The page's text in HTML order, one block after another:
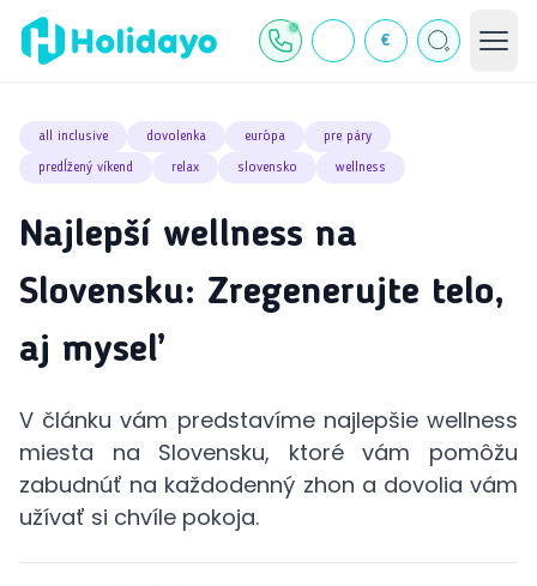
€
all inclusive dovolenka európa pre páry
predĺžený víkend relax slovensko wellness
Najlepší wellness na
Slovensku: Zregenerujte telo,
aj myseľ
V článku vám predstavíme najlepšie wellness
miesta na Slovensku, ktoré vám pomôžu
zabudnúť na každodenný zhon a dovolia vám
užívať si chvíle pokoja.